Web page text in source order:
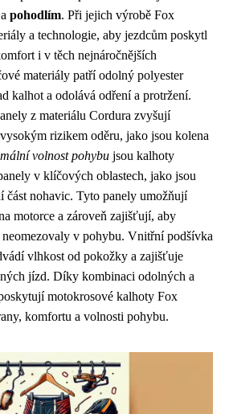
pohodlím. Při jejich výrobě Fox
a technologie, aby jezdcům poskytl
i v těch nejnáročnějších
materiály patří odolný polyester
kalhot a odolává odření a protržení.
z materiálu Cordura zvyšují
rizikem oděru, jako jsou kolena
volnost pohybu jsou kalhoty
v klíčových oblastech, jako jsou
část nohavic. Tyto panely umožňují
motorce a zároveň zajišťují, aby
v pohybu. Vnitřní podšívka
vlhkost od pokožky a zajišťuje
jízd. Díky kombinaci odolných a
motokrosové kalhoty Fox
komfortu a volnosti pohybu.